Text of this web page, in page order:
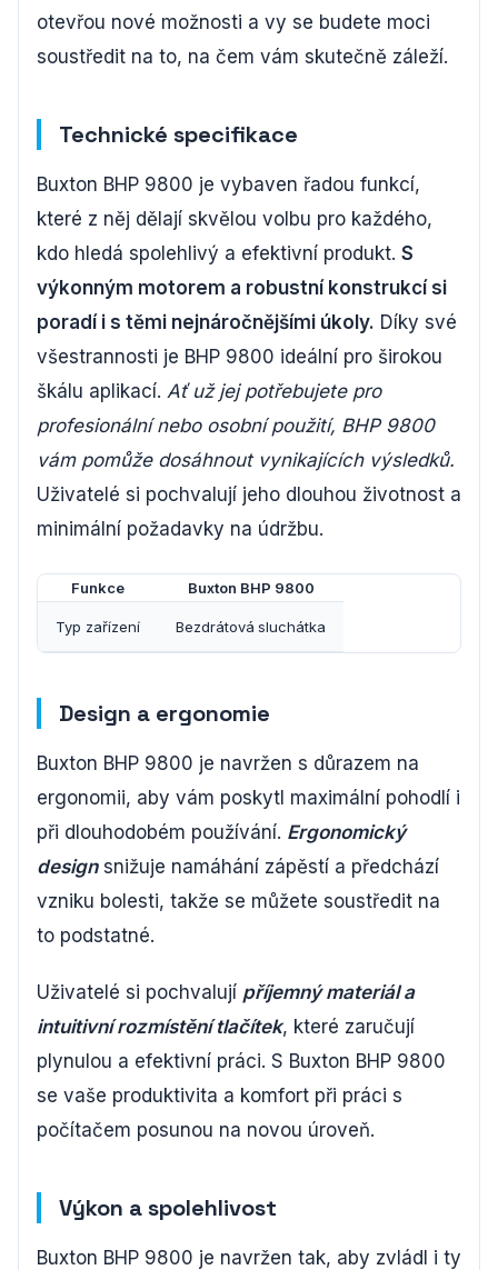
otevřou nové možnosti a vy se budete moci
soustředit na to, na čem vám skutečně záleží.
Technické specifikace
Buxton BHP 9800 je vybaven řadou funkcí,
které z něj dělají skvělou volbu pro každého,
kdo hledá spolehlivý a efektivní produkt. S
výkonným motorem a robustní konstrukcí si
poradí i s těmi nejnáročnějšími úkoly. Díky své
všestrannosti je BHP 9800 ideální pro širokou
škálu aplikací. Ať už jej potřebujete pro
profesionální nebo osobní použití, BHP 9800
vám pomůže dosáhnout vynikajících výsledků.
Uživatelé si pochvalují jeho dlouhou životnost a
minimální požadavky na údržbu.
Funkce Buxton BHP 9800
Typ zařízení Bezdrátová sluchátka
Design a ergonomie
Buxton BHP 9800 je navržen s důrazem na
ergonomii, aby vám poskytl maximální pohodlí i
při dlouhodobém používání. Ergonomický
designsnižuje namáhání zápěstí a předchází
vzniku bolesti, takže se můžete soustředit na
to podstatné.
Uživatelé si pochvalují příjemný materiál a
intuitivní rozmístění tlačítek, které zaručují
plynulou a efektivní práci. S Buxton BHP 9800
se vaše produktivita a komfort při práci s
počítačem posunou na novou úroveň.
Výkon a spolehlivost
Buxton BHP 9800 je navržen tak, aby zvládl i ty